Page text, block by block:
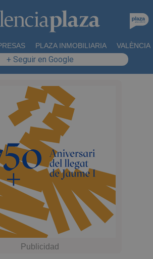
PLAZA INMOBILIARIA VALÈNCIA
+ Seguir en Google